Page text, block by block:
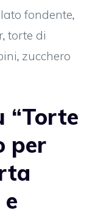
fondente,
, torte di
, zucchero
“Torte
per